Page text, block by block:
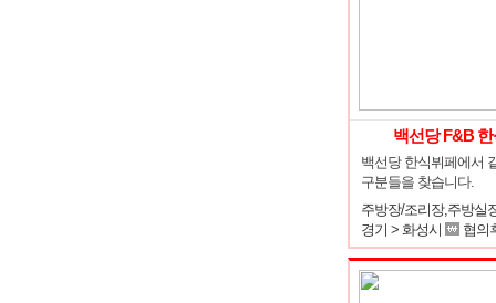
백선당 F&B
백선당 한식뷔페에서
구분들을 찾습니다.
경기 > 화성시 협의